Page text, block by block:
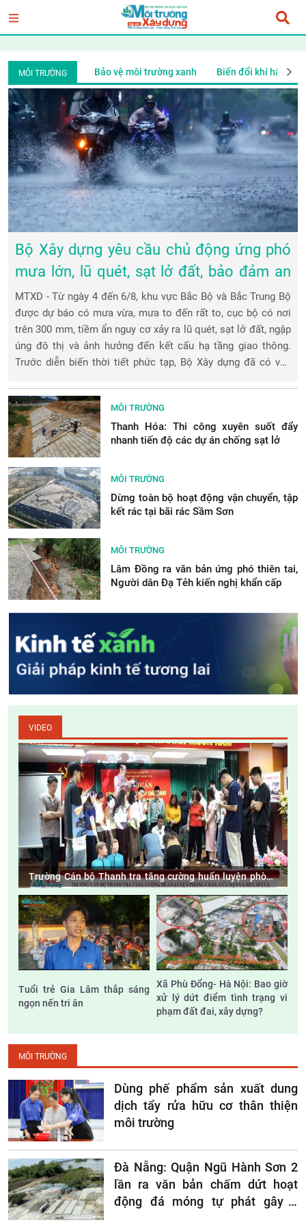
MÔI TRƯỜNG
Ý tưởng mới Bảo vệ môi trường xanh Biến đổi khí hậu
Bộ Xây dựng yêu cầu chủ động ứng phó
mưa lớn, lũ quét, sạt lở đất, bảo đảm an
toàn giao thông và công trình
MTXD - Từ ngày 4 đến 6/8, khu vực Bắc Bộ và Bắc Trung Bộ
được dự báo có mưa vừa, mưa to đến rất to, cục bộ có nơi
trên 300 mm, tiềm ẩn nguy cơ xảy ra lũ quét, sạt lở đất, ngập
úng đô thị và ảnh hưởng đến kết cấu hạ tầng giao thông.
Trước diễn biến thời tiết phức tạp, Bộ Xây dựng đã có văn
MÔI TRƯỜNG
Thanh Hóa: Thi công xuyên suốt đẩy
nhanh tiến độ các dự án chống sạt lở
MÔI TRƯỜNG
Dừng toàn bộ hoạt động vận chuyển, tập
kết rác tại bãi rác Sầm Sơn
MÔI TRƯỜNG
Lâm Đồng ra văn bản ứng phó thiên tai,
Người dân Đạ Tẻh kiến nghị khẩn cấp
VIDEO
Trường Cán bộ Thanh tra tăng cường huấn luyện phòng
cháy, cứu nạn và sơ cấp cứu
Tuổi trẻ Gia Lâm thắp sáng
ngọn nến tri ân
Xã Phù Đổng- Hà Nội: Bao giờ
xử lý dứt điểm tình trạng vi
phạm đất đai, xây dựng?
MÔI TRƯỜNG
Dùng phế phẩm sản xuất dung
dịch tẩy rửa hữu cơ thân thiện
môi trường
Đà Nẵng: Quận Ngũ Hành Sơn 2
lần ra văn bản chấm dứt hoạt
động đá móng tự phát gây ô